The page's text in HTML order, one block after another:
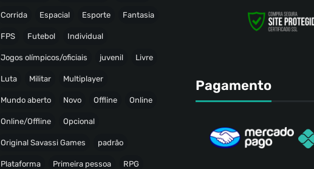
Corrida Espacial Esporte Fantasia
FPS Futebol Individual
Jogos olímpicos/oficiais juvenil Livre
Luta Militar Multiplayer
Mundo aberto Novo Offline Online
Online/Offline Opcional
Original Savassi Games padrão
Plataforma Primeira pessoa RPG
Pagamento